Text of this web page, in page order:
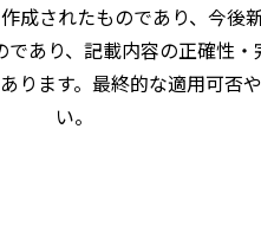
されたものであり、今後
あり、記載内容の正確性
ます。最終的な適用可否
い。